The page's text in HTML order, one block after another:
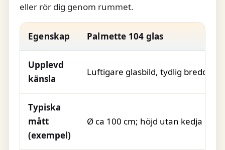
eller rör dig genom rummet.
Egenskap Palmette 104 glas
Upplevd
känsla
Luftigare glasbild, tydlig bredd
Typiska
mått
(exempel)
Ø ca 100 cm; höjd utan kedja ca